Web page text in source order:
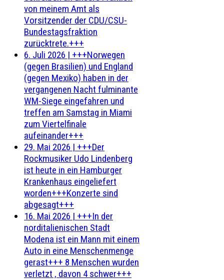
von meinem Amt als
Vorsitzender der CDU/CSU-
Bundestagsfraktion
zurücktrete.+++
6. Juli 2026 | +++Norwegen
(gegen Brasilien) und England
(gegen Mexiko) haben in der
vergangenen Nacht fulminante
WM-Siege eingefahren und
treffen am Samstag in Miami
zum Viertelfinale
aufeinander+++
29. Mai 2026 | +++Der
Rockmusiker Udo Lindenberg
ist heute in ein Hamburger
Krankenhaus eingeliefert
worden+++Konzerte sind
abgesagt+++
16. Mai 2026 | +++In der
norditalienischen Stadt
Modena ist ein Mann mit einem
Auto in eine Menschenmenge
gerast+++ 8 Menschen wurden
verletzt , davon 4 schwer+++